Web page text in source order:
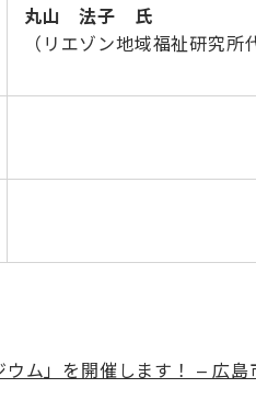
丸山 法子 氏​
（リエゾン地域福祉研究所
ム」を開催します！ – 広